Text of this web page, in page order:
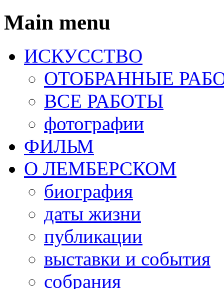
Main menu
ИСКУССТВО
ОТОБРАННЫЕ
ВСЕ РАБОТЫ
фотографии
ФИЛЬМ
О ЛЕМБЕРСКОМ
биография
даты жизни
публикации
выставки и события
собрания